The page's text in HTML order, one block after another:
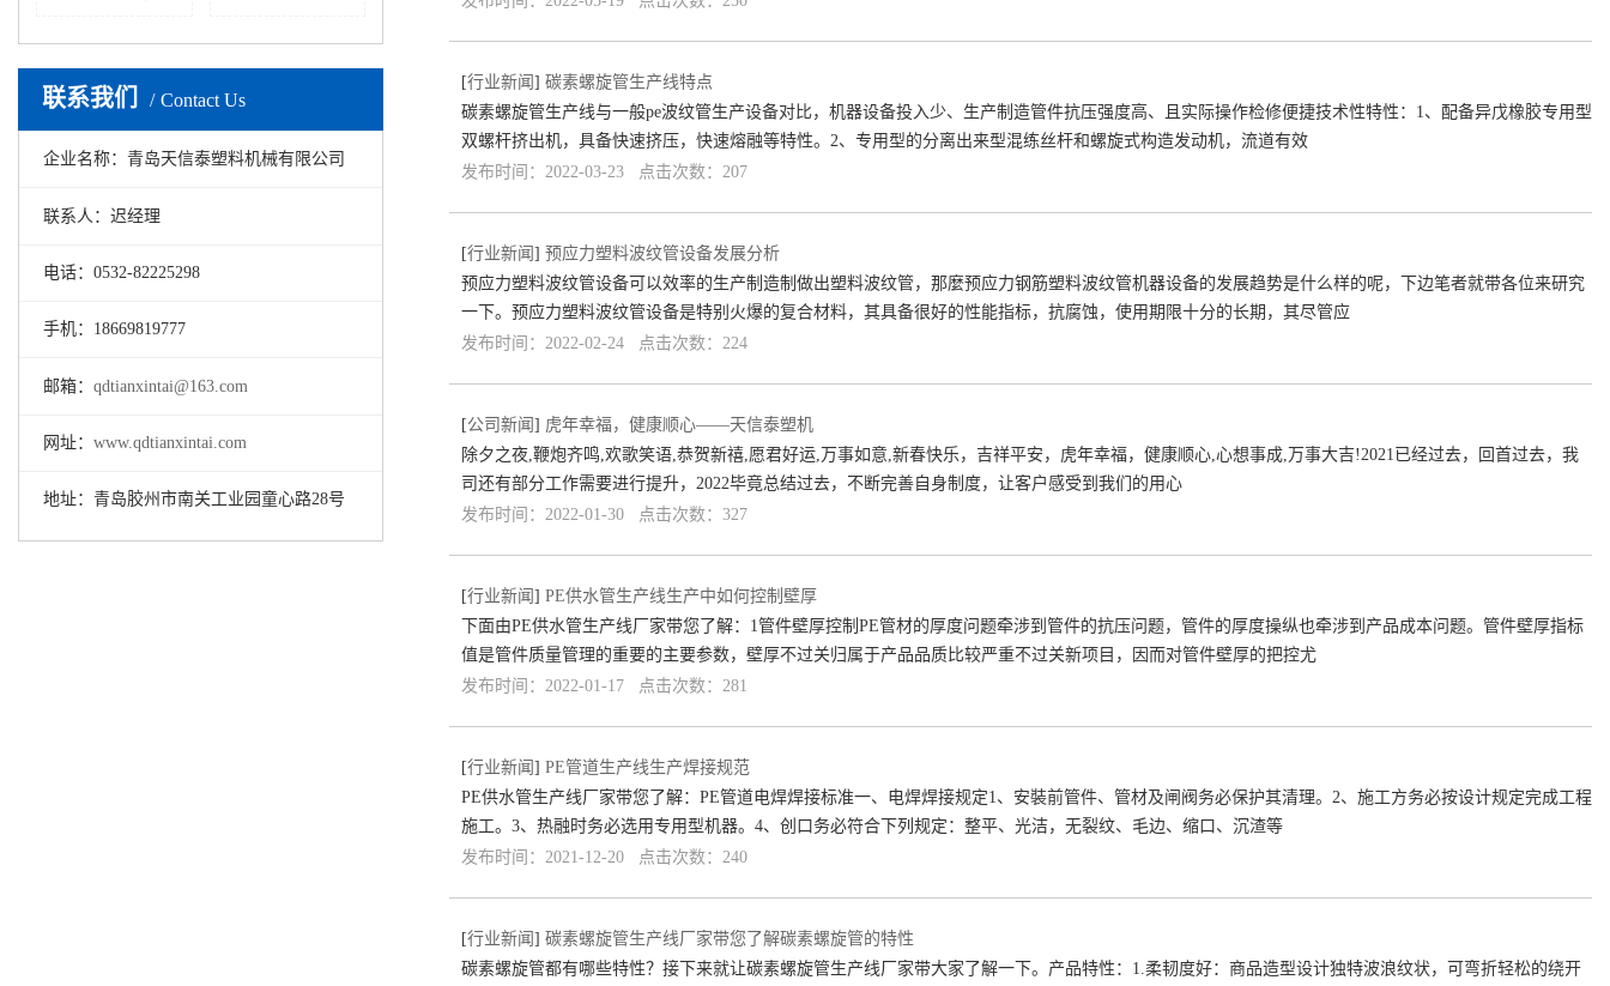
联系我们 Contact Us
企业名称：青岛天信泰塑料机械有限公司
联系人：迟经理
电话：0532-82225298
手机：18669819777
邮箱： qdtianxintai@163.com
网址： www.qdtianxintai.com
地址：青岛胶州市南关工业园童心路28号
[行业新闻 ] 碳素螺旋管生产线特点
碳素螺旋管生产线与一般pe波纹管生产设备对比，机器设备投入少、生产制造管件抗压强度高、且实际操作检修便捷技术性特性：1、配备异戊橡胶专用型
双螺杆挤出机，具备快速挤压，快速熔融等特性。2、专用型的分离出来型混练丝杆和螺旋式构造发动机，流道有效
发布时间：2022-03-23 点击次数：207
[行业新闻 ] 预应力塑料波纹管设备发展分析
预应力塑料波纹管设备可以效率的生产制造制做出塑料波纹管，那麼预应力钢筋塑料波纹管机器设备的发展趋势是什么样的呢，下边笔者就带各位来研究
一下。预应力塑料波纹管设备是特别火爆的复合材料，其具备很好的性能指标，抗腐蚀，使用期限十分的长期，其尽管应
发布时间：2022-02-24 点击次数：224
[公司新闻 ] 虎年幸福，健康顺心——天信泰塑机
除夕之夜,鞭炮齐鸣,欢歌笑语,恭贺新禧,愿君好运,万事如意,新春快乐，吉祥平安，虎年幸福，健康顺心,心想事成,万事大吉!2021已经过去，回首过去，我
司还有部分工作需要进行提升，2022毕竟总结过去，不断完善自身制度，让客户感受到我们的用心
发布时间：2022-01-30 点击次数：327
[行业新闻 ] PE供水管生产线生产中如何控制壁厚
下面由PE供水管生产线厂家带您了解：1管件壁厚控制PE管材的厚度问题牵涉到管件的抗压问题，管件的厚度操纵也牵涉到产品成本问题。管件壁厚指标
值是管件质量管理的重要的主要参数，壁厚不过关归属于产品品质比较严重不过关新项目，因而对管件壁厚的把控尤
发布时间：2022-01-17 点击次数：281
[行业新闻 ] PE管道生产线生产焊接规范
PE供水管生产线厂家带您了解：PE管道电焊焊接标准一、电焊焊接规定1、安裝前管件、管材及闸阀务必保护其清理。2、施工方务必按设计规定完成工程
施工。3、热融时务必选用专用型机器。4、创口务必符合下列规定：整平、光洁，无裂纹、毛边、缩口、沉渣等
发布时间：2021-12-20 点击次数：240
[行业新闻 ] 碳素螺旋管生产线厂家带您了解碳素螺旋管的特性
碳素螺旋管都有哪些特性？接下来就让碳素螺旋管生产线厂家带大家了解一下。产品特性：1.柔韧度好：商品造型设计独特波浪纹状，可弯折轻松的绕开